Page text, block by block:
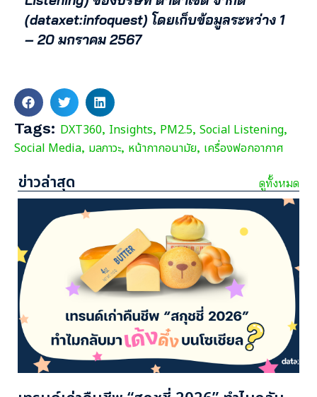
(dataxet:infoquest) โดยเก็บข้อมูลระหว่าง 1
– 20 มกราคม 2567
Tags: DXT360, Insights, PM2.5, Social Listening,
Social Media, มลภาวะ, หน้ากากอนามัย, เครื่องฟอกอากาศ
ข่าวล่าสุด ดูทั้งหมด